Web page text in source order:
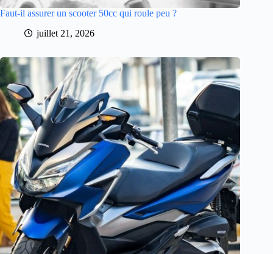
Faut-il assurer un scooter 50cc qui roule peu ?
juillet 21, 2026